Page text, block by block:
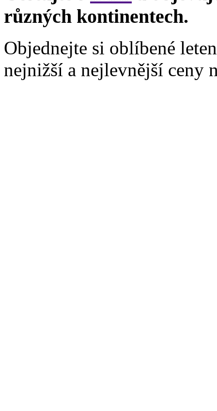
různých kontinentech.
Objednejte si oblíbené
nejnižší a nejlevnější ceny